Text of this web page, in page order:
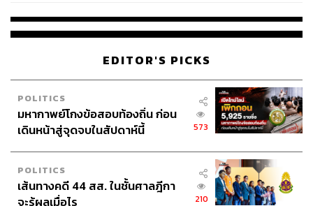
EDITOR'S PICKS
POLITICS
มหากาพย์โกงข้อสอบท้องถิ่น ก่อน
เดินหน้าสู่จุดจบในสัปดาห์นี้
573
POLITICS
เส้นทางคดี 44 สส. ในชั้นศาลฎีกา
จะรู้ผลเมื่อไร
210